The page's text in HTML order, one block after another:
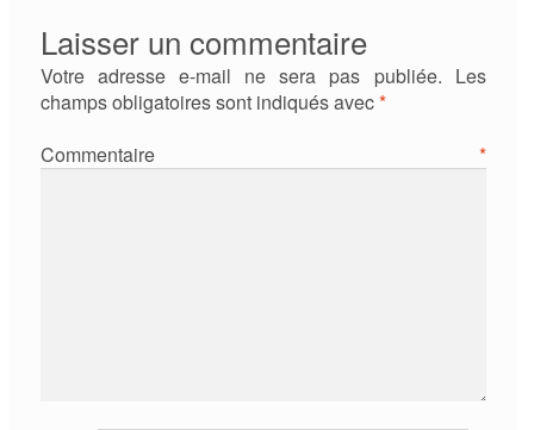
Laisser un commentaire
Votre adresse e-mail ne sera pas publiée. Les
champs obligatoires sont indiqués avec*
Commentaire *